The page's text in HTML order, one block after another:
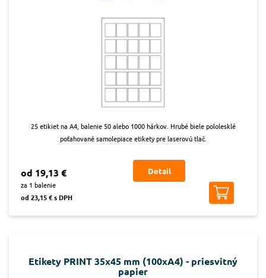
25 etikiet na A4, balenie 50 alebo 1000 hárkov. Hrubé biele pololesklé
poťahované samolepiace etikety pre laserovú tlač.
od 19,13 €
za 1 balenie
od 23,15 € s DPH
Detail
Etikety PRINT 35x45 mm (100xA4) - priesvitný
papier